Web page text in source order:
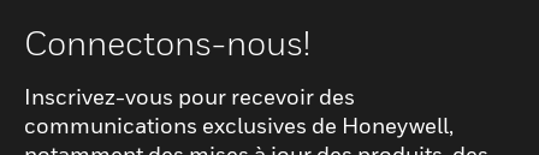
Connectons-nous!
Inscrivez-vous pour recevoir des
communications exclusives de Honeywell,